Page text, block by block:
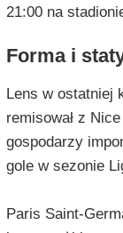
21:00 na
Forma i
Lens w ostatniej
remisował z
gospodarzy
gole w sezonie
Paris Saint-